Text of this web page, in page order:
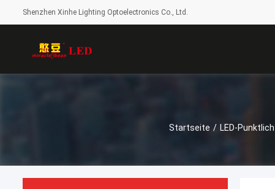
Shenzhen Xinhe Lighting Optoelectronics Co., Ltd.
Startseite / LED-